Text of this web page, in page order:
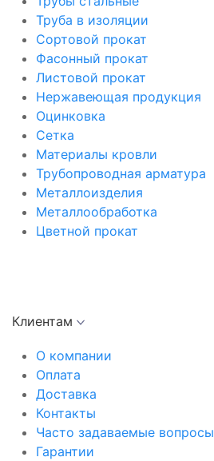
Труба в изоляции
Сортовой прокат
Фасонный прокат
Листовой прокат
Нержавеющая продукция
Оцинковка
Сетка
Материалы кровли
Трубопроводная арматура
Металлоизделия
Металлообработка
Цветной прокат
Клиентам
О компании
Оплата
Доставка
Контакты
Часто задаваемые вопросы
Гарантии